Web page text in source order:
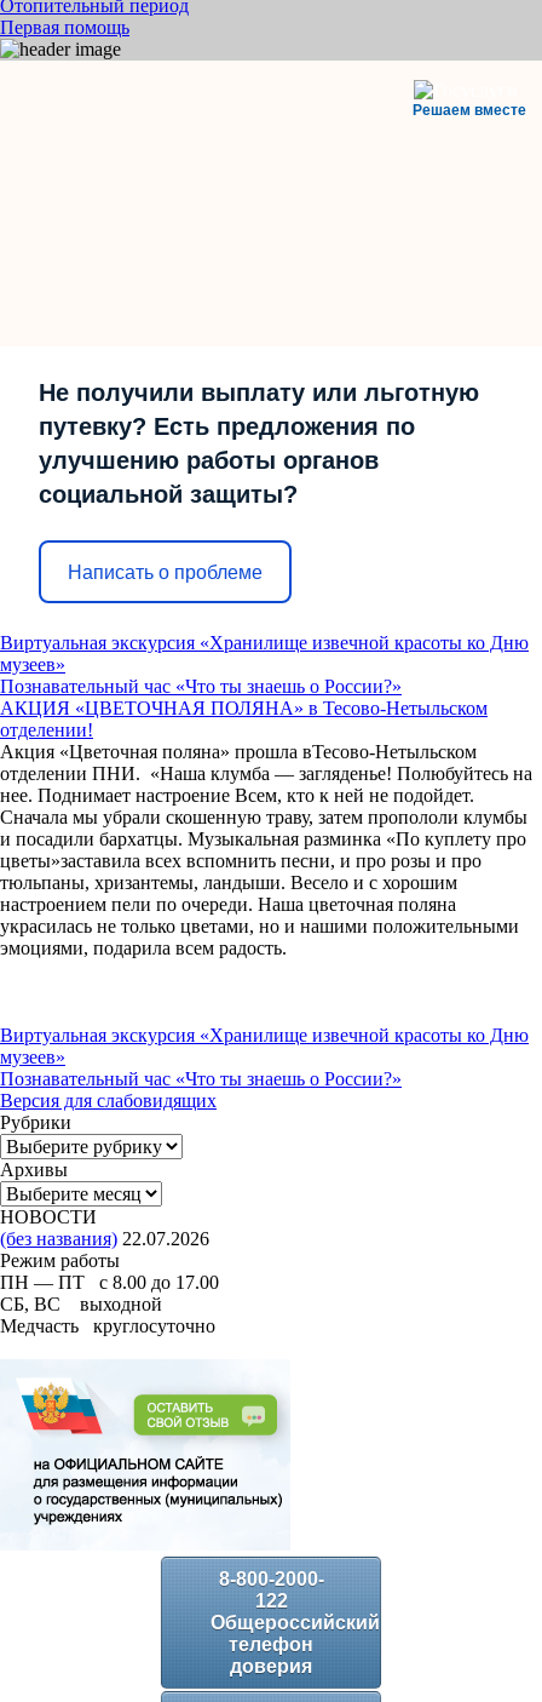
Отопительный период
Первая помощь
Решаем вместе
Не получили выплату или льготную
путевку? Есть предложения по
улучшению работы органов
социальной защиты?
Написать о проблеме
Виртуальная экскурсия «Хранилище извечной красоты ко Дню
музеев»
Познавательный час «Что ты знаешь о России?»
АКЦИЯ «ЦВЕТОЧНАЯ ПОЛЯНА» в Тесово-Нетыльском
отделении!
Акция «Цветочная поляна» прошла вТесово-Нетыльском
отделении ПНИ. «Наша клумба — загляденье! Полюбуйтесь на
нее. Поднимает настроение Всем, кто к ней не подойдет.
Сначала мы убрали скошенную траву, затем пропололи клумбы
и посадили бархатцы. Музыкальная разминка «По куплету про
цветы»заставила всех вспомнить песни, и про розы и про
тюльпаны, хризантемы, ландыши. Весело и с хорошим
настроением пели по очереди. Наша цветочная поляна
украсилась не только цветами, но и нашими положительными
эмоциями, подарила всем радость.
Виртуальная экскурсия «Хранилище извечной красоты ко Дню
музеев»
Познавательный час «Что ты знаешь о России?»
Версия для слабовидящих
Рубрики
Рубрики
Архивы
Архивы
НОВОСТИ
(без названия) 22.07.2026
Режим работы
ПН — ПТ с 8.00 до 17.00
СБ, ВС выходной
Медчасть круглосуточно
8-800-2000-
122
Общероссийский
телефон
доверия